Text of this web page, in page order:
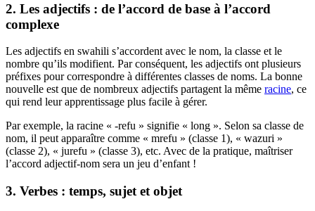
2. Les adjectifs : de l’accord de base à l’accord
complexe
Les adjectifs en swahili s’accordent avec le nom, la classe et le
nombre qu’ils modifient. Par conséquent, les adjectifs ont plusieurs
préfixes pour correspondre à différentes classes de noms. La bonne
nouvelle est que de nombreux adjectifs partagent la même racine, ce
qui rend leur apprentissage plus facile à gérer.
Par exemple, la racine « -refu » signifie « long ». Selon sa classe de
nom, il peut apparaître comme « mrefu » (classe 1), « wazuri »
(classe 2), « jurefu » (classe 3), etc. Avec de la pratique, maîtriser
l’accord adjectif-nom sera un jeu d’enfant !
3. Verbes : temps, sujet et objet